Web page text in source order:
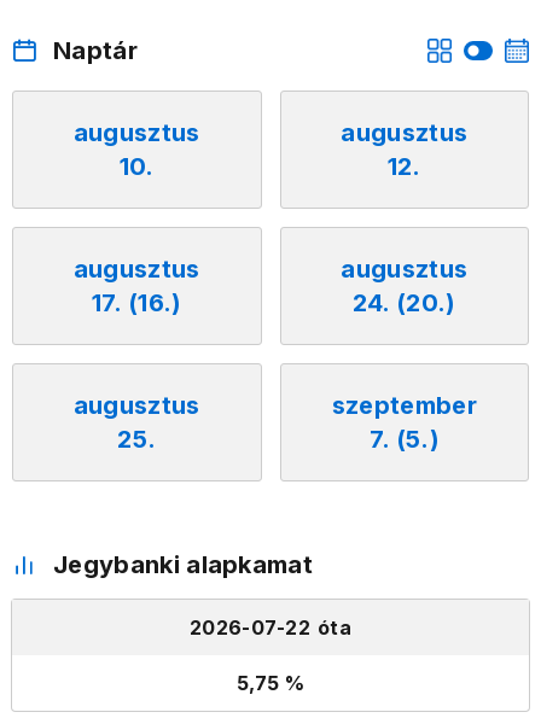
Naptár
augusztus
10.
augusztus
12.
augusztus
17. (16.)
augusztus
24. (20.)
augusztus
25.
szeptember
7. (5.)
Jegybanki alapkamat
2026-07-22
5,75